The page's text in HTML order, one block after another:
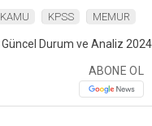
KAMU KPSS MEMUR
ABONE OL